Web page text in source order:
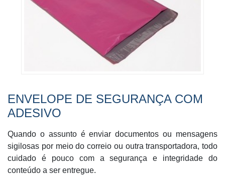
ENVELOPE DE SEGURANÇA COM
ADESIVO
Quando o assunto é enviar documentos ou mensagens
sigilosas por meio do correio ou outra transportadora, todo
cuidado é pouco com a segurança e integridade do
conteúdo a ser entregue.